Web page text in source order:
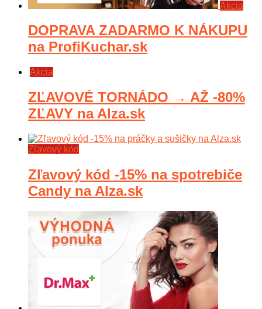
Akcia
DOPRAVA ZADARMO K NÁKUPU
na ProfiKuchar.sk
Akcia
ZĽAVOVÉ TORNÁDO → AŽ -80%
ZĽAVY na Alza.sk
Zľavový kód
Zľavový kód -15% na spotrebiče
Candy na Alza.sk